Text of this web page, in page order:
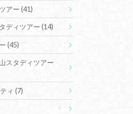
アー(41)
ディツアー(14)
(45)
スタディツアー
ティ(7)